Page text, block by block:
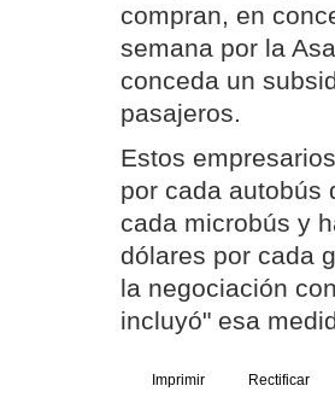
compran, en
semana por la
conceda un
pasajeros.
Estos
por cada autobús
cada microbús y
dólares por cada
la negociación
incluyó" esa
Imprimir Rectificar